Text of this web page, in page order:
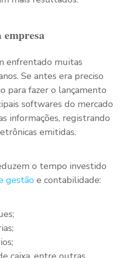
empresa
enfrentado muitas
Se antes era preciso
para fazer o lançamento
softwares do mercado
informações, registrando
emitidas.
o tempo investido
gestão e contabilidade: